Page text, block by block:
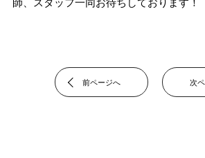
師、スタッフ一同お待ちしております！
前ページへ 次